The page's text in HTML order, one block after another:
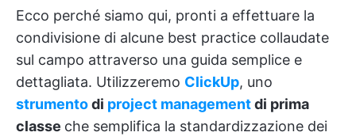
Ecco perché siamo qui, pronti a effettuare la
condivisione di alcune best practice collaudate
sul campo attraverso una guida semplice e
dettagliata. Utilizzeremo ClickUp, uno
strumentodi project managementdi prima
classe che semplifica la standardizzazione dei